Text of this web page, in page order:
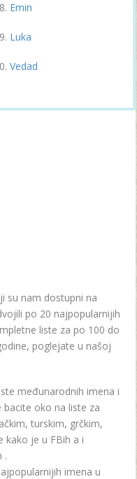
Emin
Luka
Vedad
su nam dostupni na
po 20 najpopularnijih
liste za po 100 do
poglejate u našoj
međunarodnih imena i
oko na liste za
turskim, grčkim,
kako je u FBih a i
.
imena u